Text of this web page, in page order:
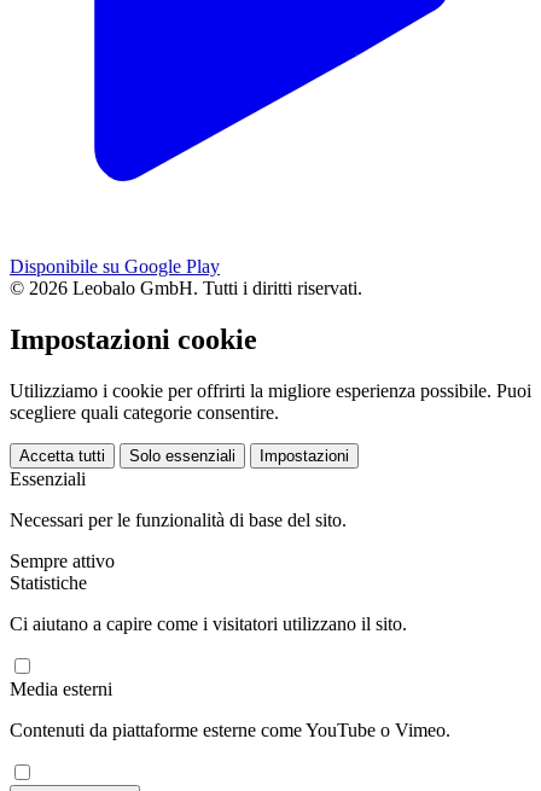
Disponibile su Google Play
© 2026 Leobalo GmbH. Tutti i diritti riservati.
Impostazioni cookie
Utilizziamo i cookie per offrirti la migliore esperienza possibile. Puoi
scegliere quali categorie consentire.
Accetta tutti Solo essenziali Impostazioni
Essenziali
Necessari per le funzionalità di base del sito.
Sempre attivo
Statistiche
Ci aiutano a capire come i visitatori utilizzano il sito.
Media esterni
Contenuti da piattaforme esterne come YouTube o Vimeo.